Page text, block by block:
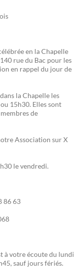
en la Chapelle
rue du Bac pour les
en rappel du jour de
la Chapelle les
15h30. Elles sont
de
Association sur X
le vendredi.
86 63
à votre écoute du lundi
sauf jours fériés.